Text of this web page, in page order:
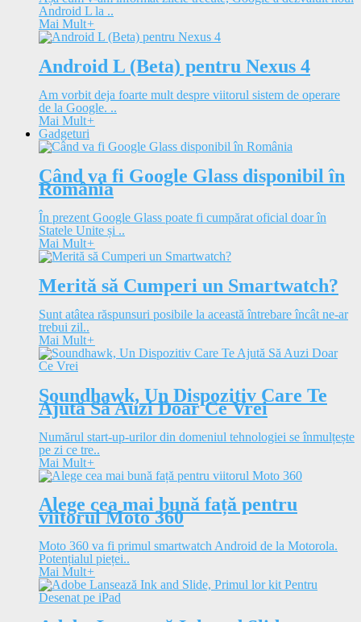
Android L la ..
Mai Mult+
Android L (Beta) pentru Nexus 4
Am vorbit deja foarte mult despre viitorul sistem de operare
de la Google. ..
Mai Mult+
Gadgeturi
Când va fi Google Glass disponibil în
România
În prezent Google Glass poate fi cumpărat oficial doar în
Statele Unite și ..
Mai Mult+
Merită să Cumperi un Smartwatch?
Sunt atâtea răspunsuri posibile la această întrebare încât ne-ar
trebui zil..
Mai Mult+
Soundhawk, Un Dispozitiv Care Te
Ajută Să Auzi Doar Ce Vrei
Numărul start-up-urilor din domeniul tehnologiei se înmulțește
pe zi ce tre..
Mai Mult+
Alege cea mai bună față pentru
viitorul Moto 360
Moto 360 va fi primul smartwatch Android de la Motorola.
Potențialul pieței..
Mai Mult+